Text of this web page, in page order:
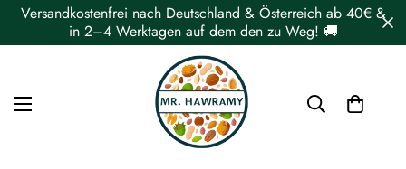
Versandkostenfrei nach Deutschland & Österreich ab 40€ &
in 2–4 Werktagen auf dem den zu Weg! 🚚